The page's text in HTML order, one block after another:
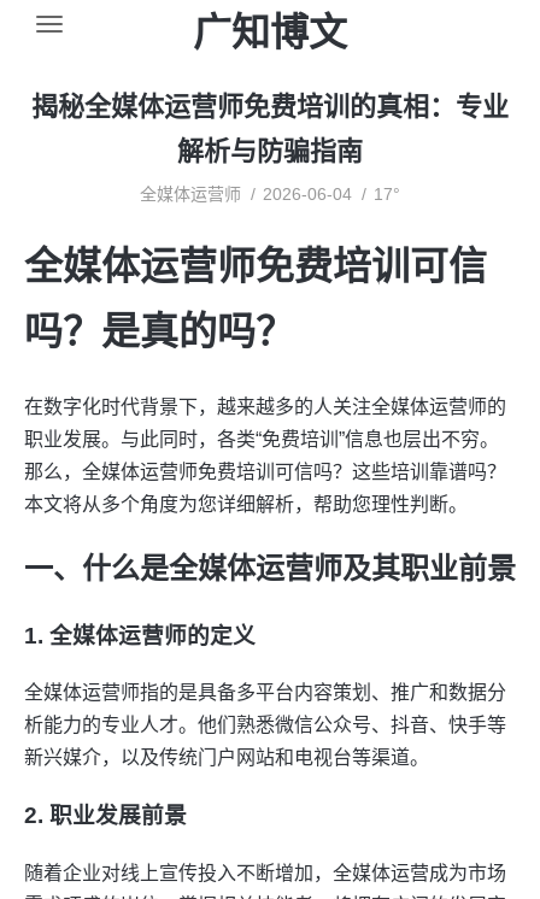
广知博文
揭秘全媒体运营师免费培训的真相：专业
解析与防骗指南
全媒体运营师 2026-06-04 17°
全媒体运营师免费培训可信
吗？是真的吗？
在数字化时代背景下，越来越多的人关注全媒体运营师的
职业发展。与此同时，各类“免费培训”信息也层出不穷。
那么，全媒体运营师免费培训可信吗？这些培训靠谱吗？
本文将从多个角度为您详细解析，帮助您理性判断。
一、什么是全媒体运营师及其职业前景
1. 全媒体运营师的定义
全媒体运营师指的是具备多平台内容策划、推广和数据分
析能力的专业人才。他们熟悉微信公众号、抖音、快手等
新兴媒介，以及传统门户网站和电视台等渠道。
2. 职业发展前景
随着企业对线上宣传投入不断增加，全媒体运营成为市场